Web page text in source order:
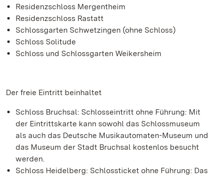
Residenzschloss Mergentheim
Residenzschloss Rastatt
Schlossgarten Schwetzingen (ohne Schloss)
Schloss Solitude
Schloss und Schlossgarten Weikersheim
Der freie Eintritt beinhaltet
Schloss Bruchsal: Schlosseintritt ohne Führung: Mit
der Eintrittskarte kann sowohl das Schlossmuseum
als auch das Deutsche Musikautomaten-Museum und
das Museum der Stadt Bruchsal kostenlos besucht
werden.
Schloss Heidelberg: Schlossticket ohne Führung: Das